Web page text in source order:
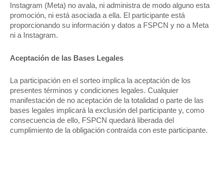
Instagram (Meta) no avala, ni administra de modo alguno esta
promoción, ni está asociada a ella. El participante está
proporcionando su información y datos a FSPCN y no a Meta
ni a Instagram.
Aceptación de las Bases Legales
La participación en el sorteo implica la aceptación de los
presentes términos y condiciones legales. Cualquier
manifestación de no aceptación de la totalidad o parte de las
bases legales implicará la exclusión del participante y, como
consecuencia de ello, FSPCN quedará liberada del
cumplimiento de la obligación contraída con este participante.